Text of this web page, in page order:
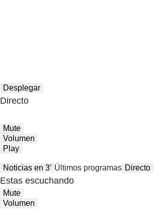
Desplegar
Directo
Mute
Volumen
Play
Noticias en 3′ Últimos programas Directo
Estas escuchando
Mute
Volumen